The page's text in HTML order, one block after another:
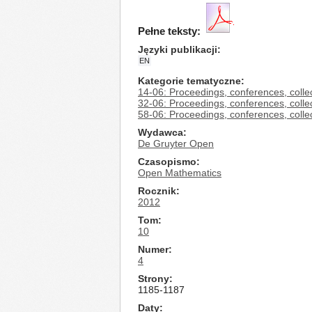
Pełne teksty:
Języki publikacji
EN
Kategorie tematyczne
14-06: Proceedings, conferences,
32-06: Proceedings, conferences,
58-06: Proceedings, conferences,
Wydawca
De Gruyter Open
Czasopismo
Open Mathematics
Rocznik
2012
Tom
10
Numer
4
Strony
1185-1187
Daty